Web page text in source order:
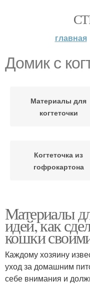
главная
Домик с
Материалы для
когтеточки
Когтеточка из
гофрокартона
когтеточки
Когтеточка на
Материалы
идей, как
кошки
Каждому хозяину
уход за домашним
себе внимания и